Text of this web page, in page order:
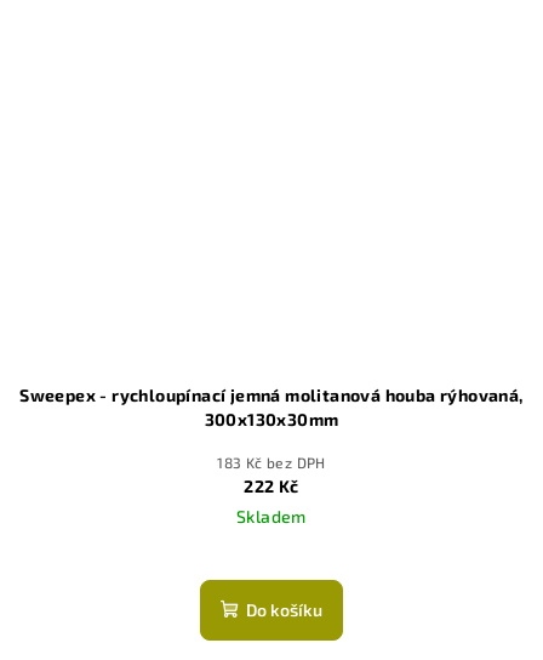
Sweepex - rychloupínací jemná molitanová houba rýhovaná,
300x130x30mm
183 Kč bez DPH
222 Kč
Skladem
hodnocení
produktu
Do košíku